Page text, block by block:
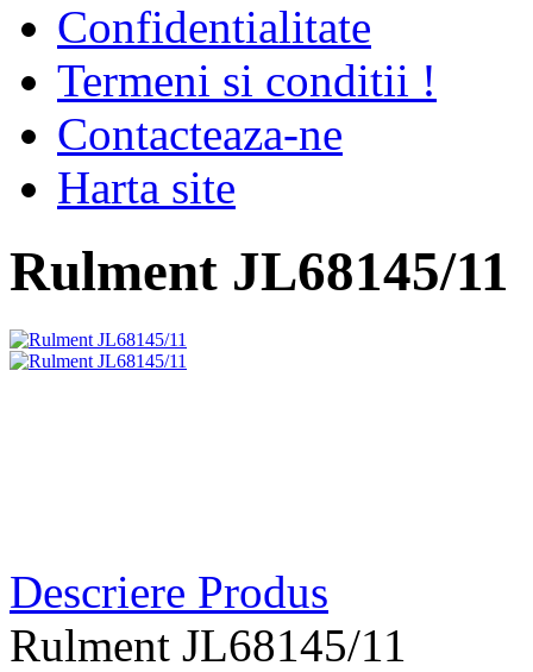
Confidentialitate
Termeni si conditii !
Contacteaza-ne
Harta site
Rulment JL68145/11
Descriere Produs
Rulment JL68145/11